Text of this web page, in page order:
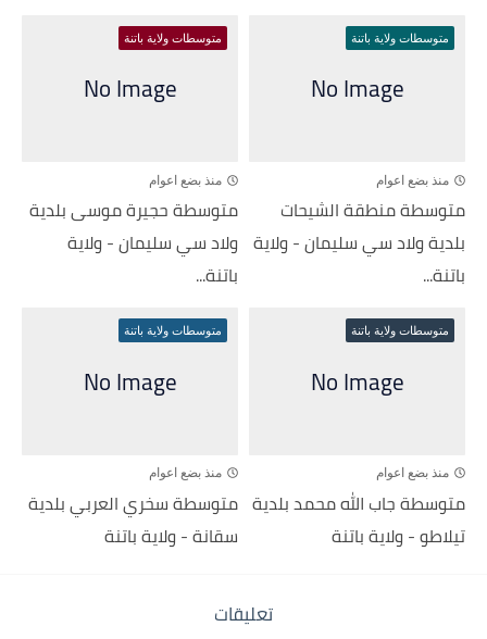
متوسطات ولاية باتنة
منذ بضع اعوام
متوسطة منطقة الشيحات
بلدية ولاد سي سليمان - ولاية
باتنة...
متوسطات ولاية باتنة
منذ بضع اعوام
متوسطة حجيرة موسى بلدية
ولاد سي سليمان - ولاية
باتنة...
متوسطات ولاية باتنة
منذ بضع اعوام
متوسطة جاب الله محمد بلدية
تيلاطو - ولاية باتنة
متوسطات ولاية باتنة
منذ بضع اعوام
متوسطة سخري العربي بلدية
سقانة - ولاية باتنة
تعليقات